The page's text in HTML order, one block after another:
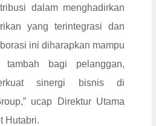
dalam menghadirkan
yang terintegrasi dan
ini diharapkan mampu
tambah bagi pelanggan,
sinergi bisnis di
ucap Direktur Utama
Hutabri.